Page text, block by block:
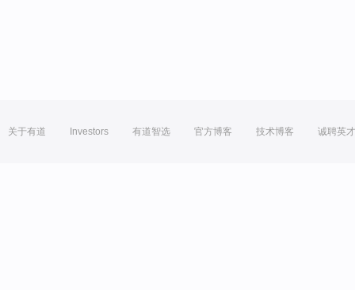
关于有道 Investors 有道智选 官方博客 技术博客 诚聘英才